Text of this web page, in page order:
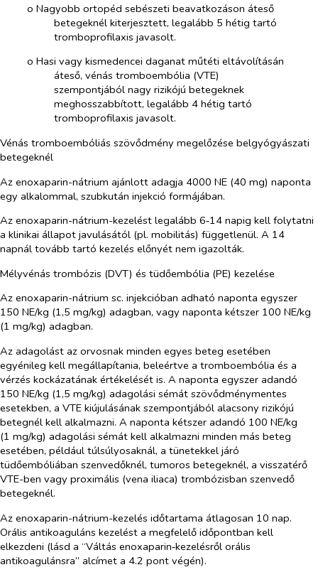
o​ Nagyobb ortopéd sebészeti beavatkozáson áteső
betegeknél kiterjesztett, legalább 5 hétig tartó
tromboprofilaxis javasolt.
o​ Hasi vagy kismedencei daganat műtéti eltávolításán
áteső, vénás tromboembólia (VTE)
szempontjából nagy rizikójú betegeknek
meghosszabbított, legalább 4 hétig tartó
tromboprofilaxis javasolt.
Vénás tromboembóliás szövődmény megelőzése belgyógyászati
betegeknél
Az enoxaparin-nátrium ajánlott adagja 4000 NE (40 mg) naponta
egy alkalommal, szubkután injekció formájában.
Az enoxaparin-nátrium-kezelést legalább 6‑14 napig kell folytatni
a klinikai állapot javulásától (pl. mobilitás) függetlenül. A 14
napnál tovább tartó kezelés előnyét nem igazolták.
Mélyvénás trombózis (DVT) és tüdőembólia (PE) kezelése
Az enoxaparin-nátrium sc. injekcióban adható naponta egyszer
150 NE/kg (1,5 mg/kg) adagban, vagy naponta kétszer 100 NE/kg
(1 mg/kg) adagban.
Az adagolást az orvosnak minden egyes beteg esetében
egyénileg kell megállapítania, beleértve a tromboembólia és a
vérzés kockázatának értékelését is. A naponta egyszer adandó
150 NE/kg (1,5 mg/kg) adagolási sémát szövődménymentes
esetekben, a VTE kiújulásának szempontjából alacsony rizikójú
betegnél kell alkalmazni. A naponta kétszer adandó 100 NE/kg
(1 mg/kg) adagolási sémát kell alkalmazni minden más beteg
esetében, például túlsúlyosaknál, a tünetekkel járó
tüdőembóliában szenvedőknél, tumoros betegeknél, a visszatérő
VTE-ben vagy proximális (vena iliaca) trombózisban szenvedő
betegeknél.
Az enoxaparin-nátrium-kezelés időtartama átlagosan 10 nap.
Orális antikoaguláns kezelést a megfelelő időpontban kell
elkezdeni (lásd a “Váltás enoxaparin‑kezelésről orális
antikoagulánsra” alcímet a 4.2 pont végén).